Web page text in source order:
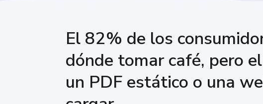
El 82% de los
dónde tomar café, pero
un PDF estático o una